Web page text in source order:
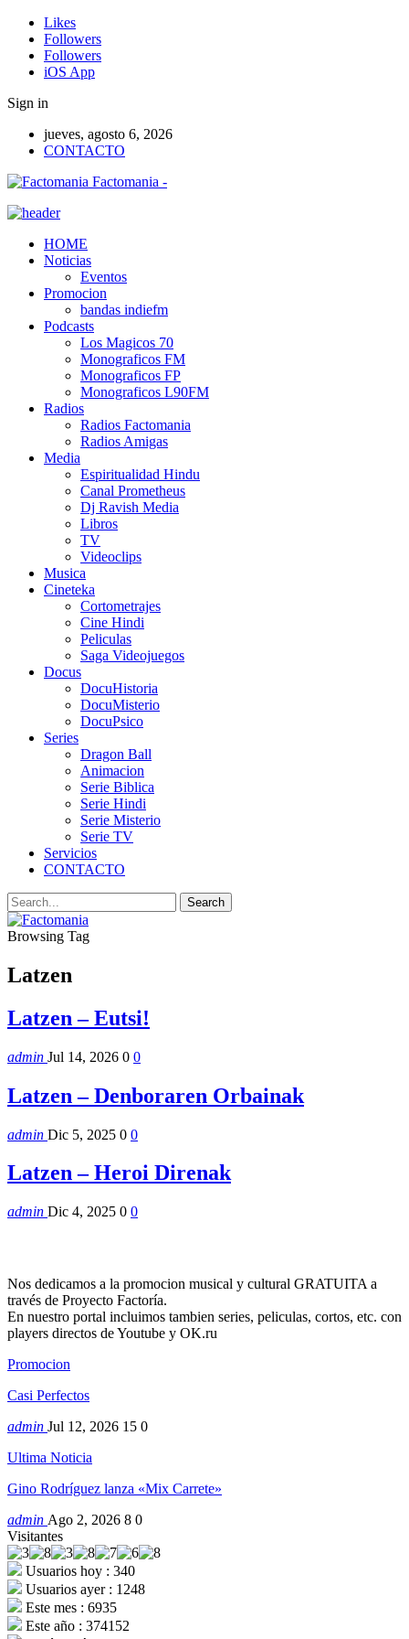
Likes
Followers
Followers
iOS App
Sign in
jueves, agosto 6, 2026
CONTACTO
Factomania -
HOME
Noticias
Eventos
Promocion
bandas indiefm
Podcasts
Los Magicos 70
Monograficos FM
Monograficos FP
Monograficos L90FM
Radios
Radios Factomania
Radios Amigas
Media
Espiritualidad Hindu
Canal Prometheus
Dj Ravish Media
Libros
TV
Videoclips
Musica
Cineteka
Cortometrajes
Cine Hindi
Peliculas
Saga Videojuegos
Docus
DocuHistoria
DocuMisterio
DocuPsico
Series
Dragon Ball
Animacion
Serie Biblica
Serie Hindi
Serie Misterio
Serie TV
Servicios
CONTACTO
Browsing Tag
Latzen
Latzen – Eutsi!
admin Jul 14, 2026 0 0
Latzen – Denboraren Orbainak
admin Dic 5, 2025 0 0
Latzen – Heroi Direnak
admin Dic 4, 2025 0 0
Nos dedicamos a la promocion musical y cultural GRATUITA a
través de Proyecto Factoría.
En nuestro portal incluimos tambien series, peliculas, cortos, etc. con
players directos de Youtube y OK.ru
Promocion
Casi Perfectos
admin Jul 12, 2026 15 0
Ultima Noticia
Gino Rodríguez lanza «Mix Carrete»
admin Ago 2, 2026 8 0
Visitantes
Usuarios hoy : 340
Usuarios ayer : 1248
Este mes : 6935
Este año : 374152